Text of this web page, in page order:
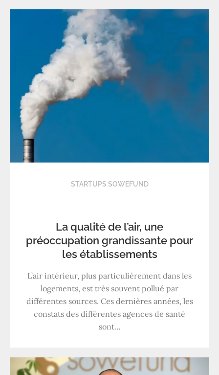
STARTUPS SOWEFUND
La qualité de l’air, une
préoccupation grandissante pour
les établissements
L’air intérieur, plus particulièrement dans les
logements, est très souvent pollué par
différentes sources. Ces dernières années, les
constats des différentes agences de santé
sont…